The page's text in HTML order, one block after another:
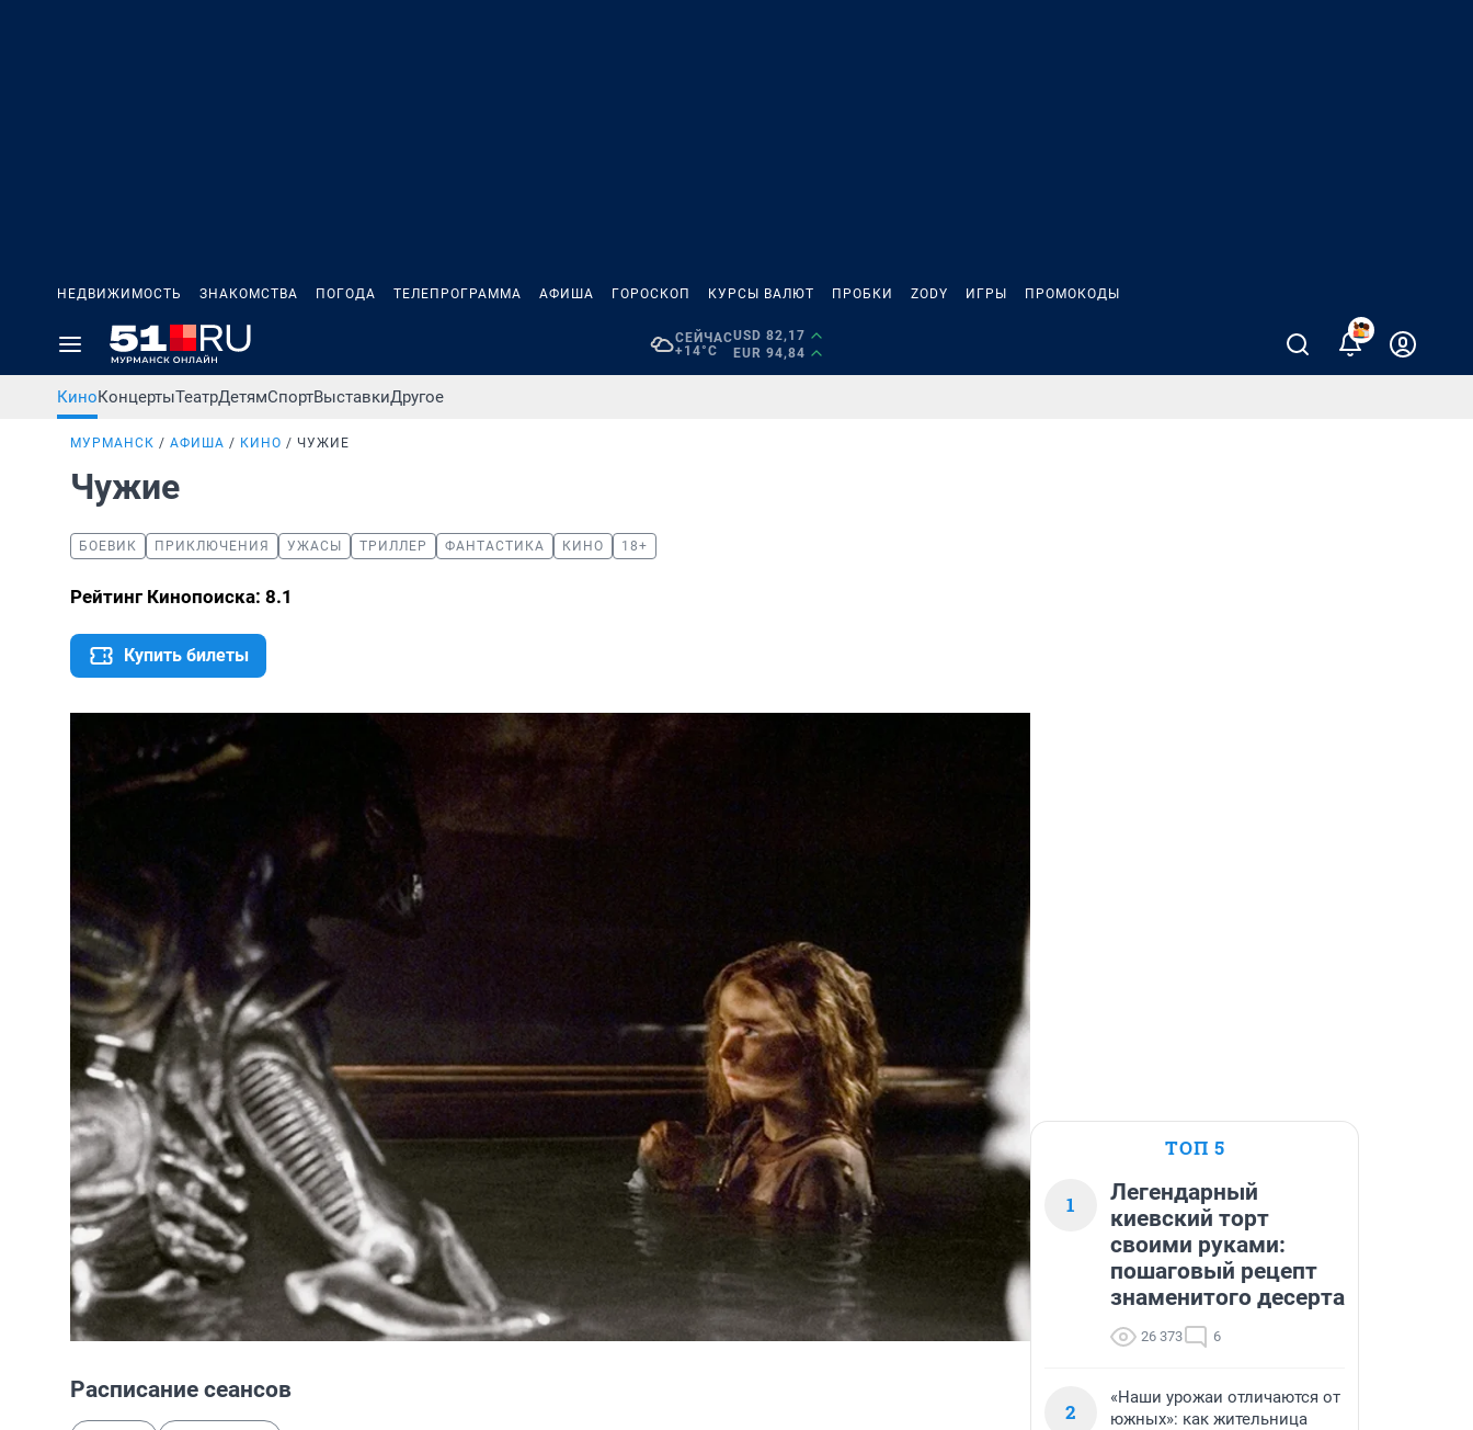
НЕДВИЖИМОСТЬ ЗНАКОМСТВА ПОГОДА ТЕЛЕПРОГРАММА АФИША ГОРОСКОП КУРСЫ ВАЛЮТ ПРОБКИ ZODY ИГРЫ ПРОМОКОДЫ
СЕЙЧАС
+14°C
USD 82,17
EUR 94,84
2
КиноКонцертыТеатрДетямСпортВыставкиДругое
МУРМАНСК АФИША КИНО ЧУЖИЕ
Чужие
БОЕВИК ПРИКЛЮЧЕНИЯ УЖАСЫ ТРИЛЛЕР ФАНТАСТИКА КИНО 18+
Рейтинг Кинопоиска: 8.1
Купить билеты
Расписание сеансов
ТОП 5
1
Легендарный
киевский торт
своими руками:
пошаговый рецепт
знаменитого десерта
26 373 6
2
«Наши урожаи отличаются от
южных»: как жительница